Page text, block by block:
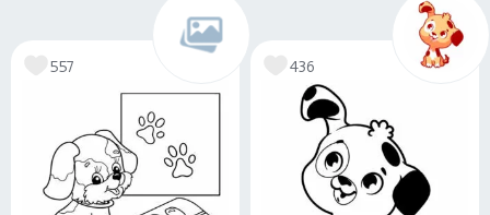
557 436